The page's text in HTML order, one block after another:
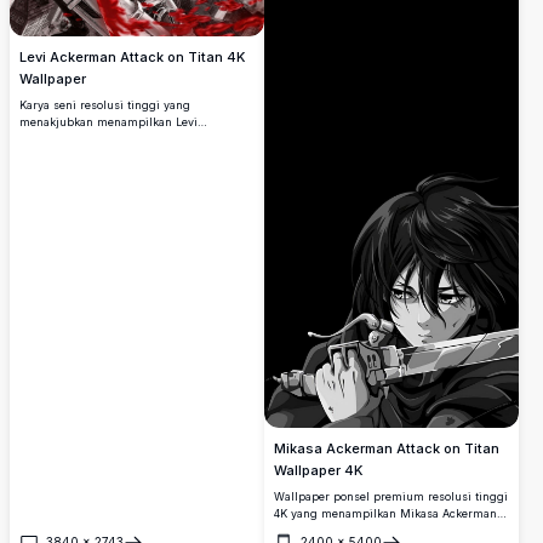
Levi Ackerman Attack on Titan 4K
Wallpaper
Karya seni resolusi tinggi yang
menakjubkan menampilkan Levi
Mikasa Ackerman Attack on Titan
Wallpaper 4K
Wallpaper ponsel premium resolusi tinggi
4K yang menampilkan Mikasa Ackerman